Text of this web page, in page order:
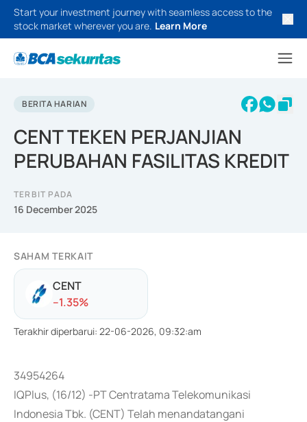
Start your investment journey with seamless access to the
stock market wherever you are. Learn More
BERITA HARIAN
CENT TEKEN PERJANJIAN
PERUBAHAN FASILITAS KREDIT
TERBIT PADA
16 December 2025
SAHAM TERKAIT
CENT
--1.35%
Terakhir diperbarui: 22-06-2026, 09:32:am
34954264
IQPlus, (16/12) -PT Centratama Telekomunikasi
Indonesia Tbk. (CENT) Telah menandatangani